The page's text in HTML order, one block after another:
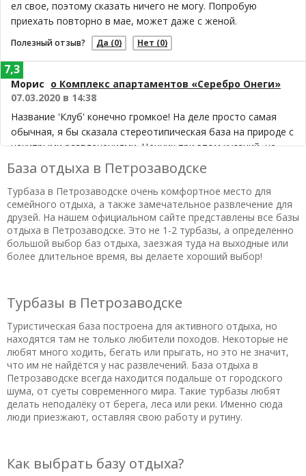
ел свое, поэтому сказать ничего не могу. Попробую
приехать повторно в мае, может даже с женой.
Полезный отзыв? Да (0) Нет (0)
Морис о Комплекс апартаментов «Серебро Онеги»
07.03.2020 в 14:38
Название 'Клуб' конечно громкое! На деле просто самая
обычная, я бы сказала стереотипическая база на природе с
нехитрыми развлечениями. Ценник при этом кусачий, не
соответтствует качеству услуг и проживания. Из персонала
видели только женщину-администратора, она очень
старается делать свою работу, но в одиночку все равно
невозможно успеть везде и всюду, что сказывается на
скорости выполнения запросов и просьб со стороны
гостей. Домики душноватые, а лестницы там вообще
опасные для жизни, это самый главный минус! Еду сначала
хотели было везти свою, в итоге заказали из
более - безвкусно! Из плюсов базы прекрасная природа и
разнообразие прокатого инвентаря. Гости из соседнего
домика сказали что регулярно ездят сюдла рыбачить,
возможно невзыскательны рыбакам здесь нормально, но
повторяюсь, ценник не соответствует.
Полезный отзыв? Да(0) Нет(0)
7,3
Евфимий о База отдыха «Суйсарь»
закатить праздник, и чтобы приехать с выключенным
9,3
База отдыха в Петрозаводске
Турбаза в Петрозаводске очень комфортное место для
семейного отдыха, а также замечательное развлечение для
друзей. На нашем официальном сайте представлены все базы
отдыха в Петрозаводске. Это не 1-2 турбазы, а определенно
большой выбор баз отдыха, заезжая туда на выходные или
более длительное время, вы делаете хороший выбор!
Турбазы в Петрозаводске
Туристическая база построена для активного отдыха, но
находятся там не только любители походов. Некоторые не
любят много ходить, бегать или прыгать, но это не значит,
что им не найдётся у нас развлечений. База отдыха в
Петрозаводске всегда находится подальше от городского
шума, от суеты современного мира. Такие турбазы любят
делать неподалёку от берега, леса или реки. Именно сюда
люди приезжают, оставляя свою работу и рутину.
Как выбрать базу отдыха?